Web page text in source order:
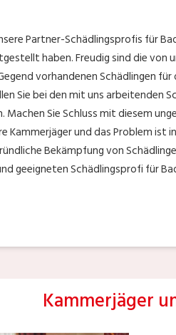
Partner-Schädlingsprofis für
haben. Freudig sind die
vorhandenen Schädlingen
Sie bei den mit uns arbeitenden
Machen Sie Schluss mit diesem
Kammerjäger und das Problem ist
Bekämpfung von
geeigneten Schädlingsprofi für
Kammerjäger